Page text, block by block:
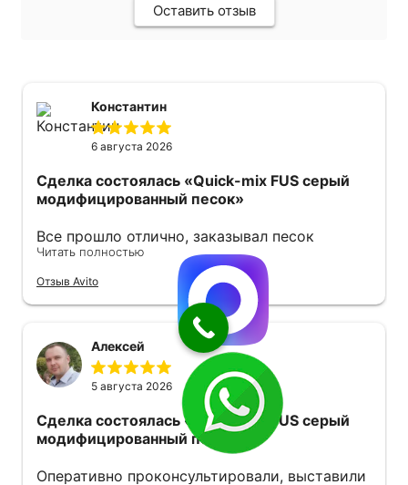
Оставить отзыв
Константин
6 августа 2026
Сделка состоялась «Quick-mix FUS серый
модифицированный песок»
Все прошло отлично, заказывал песок
модифицированный. Продавец оперативно
ответил также оперативно все отправил .
Советую 👍
Читать полностью
Отзыв Avito
Алексей
5 августа 2026
Сделка состоялась «Quick-mix FUS серый
модифицированный песок»
Оперативно проконсультировали, выставили